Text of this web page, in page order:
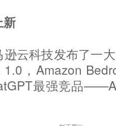
新
云科技发布了一
，Amazon
最强竞品